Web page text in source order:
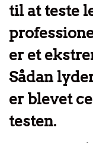
til at teste
er et
Sådan
er blevet
testen.